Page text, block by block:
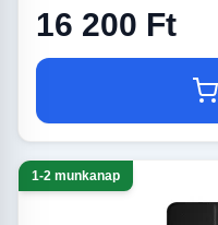
16 200 Ft
1-2 munkanap